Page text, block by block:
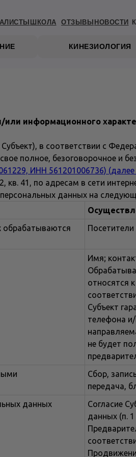
ШКОЛА ОТЗЫВЫ НОВОСТИ
КИНЕЗИОЛОГИЯ
или информационного
в соответствии с
полное, безоговорочное и
ИНН 561201006736)
41, по адресам в сети
данных на
обрабатываются
Имя;
относятся
Субъект
телефона
не будет
Сбор,
передача,
данных
Согласие
данных (п.